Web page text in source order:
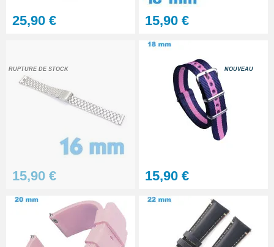
25,90 € 15,90 €
RUPTURE DE STOCK
15,90 €
NOUVEAU
15,90 €